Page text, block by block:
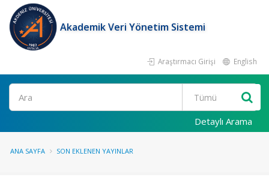
Akademik Veri Yönetim Sistemi
Araştırmacı Girişi English
Ara
Detaylı Arama
ANA SAYFA SON EKLENEN YAYINLAR